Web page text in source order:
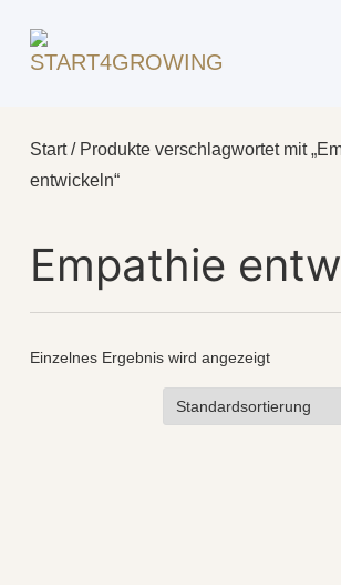
Start/ Produkte verschlagwortet mit
entwickeln“
Empathie
Einzelnes Ergebnis wird angezeigt